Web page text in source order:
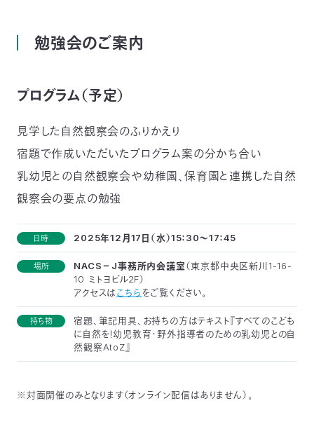
勉強会のご案内
プログラム（予定）
見学した自然観察会のふりかえり
宿題で作成いただいたプログラム案の分かち合い
乳幼児との自然観察会や幼稚園、保育園と連携した自然
観察会の要点の勉強
日時 2025年12月17日（水）15：30～17：45
場所 NACS－J事務所内会議室（東京都中央区新川1-16-
10 ミトヨビル2F）
アクセスはこちらをご覧ください。
持ち物
宿題、筆記用具、お持ちの方はテキスト『すべてのこども
に自然を！幼児教育・野外指導者のための乳幼児との自
然観察AtoZ』
※対面開催のみとなります（オンライン配信はありません）。